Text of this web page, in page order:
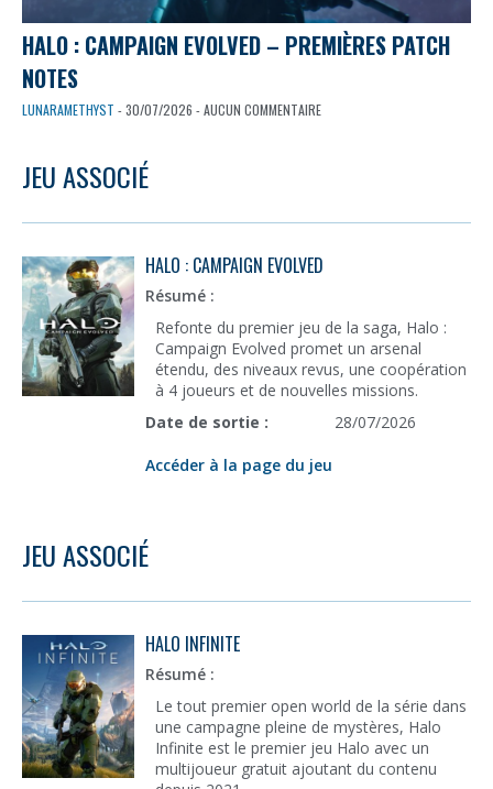
HALO : CAMPAIGN EVOLVED – PREMIÈRES PATCH
NOTES
LUNARAMETHYST - 30/07/2026 - AUCUN COMMENTAIRE
JEU ASSOCIÉ
HALO : CAMPAIGN EVOLVED
Résumé :
Refonte du premier jeu de la saga, Halo :
Campaign Evolved promet un arsenal
étendu, des niveaux revus, une coopération
à 4 joueurs et de nouvelles missions.
Date de sortie :
28/07/2026
Accéder à la page du jeu
JEU ASSOCIÉ
HALO INFINITE
Résumé :
Le tout premier open world de la série dans
une campagne pleine de mystères, Halo
Infinite est le premier jeu Halo avec un
multijoueur gratuit ajoutant du contenu